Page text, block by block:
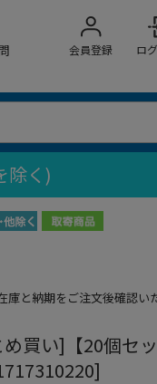
会員登録 ロ
除く)
庫と納期をご注文後確認
買い]【20個セ